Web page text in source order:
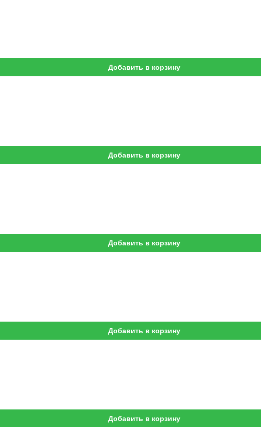
Добавить в корзину
Добавить в корзину
Добавить в корзину
Добавить в корзину
Добавить в корзину